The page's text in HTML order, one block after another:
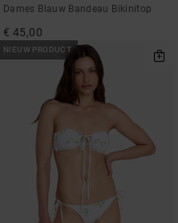
Dames Blauw Bandeau Bikinitop
€ 45,00
NIEUW PRODUCT